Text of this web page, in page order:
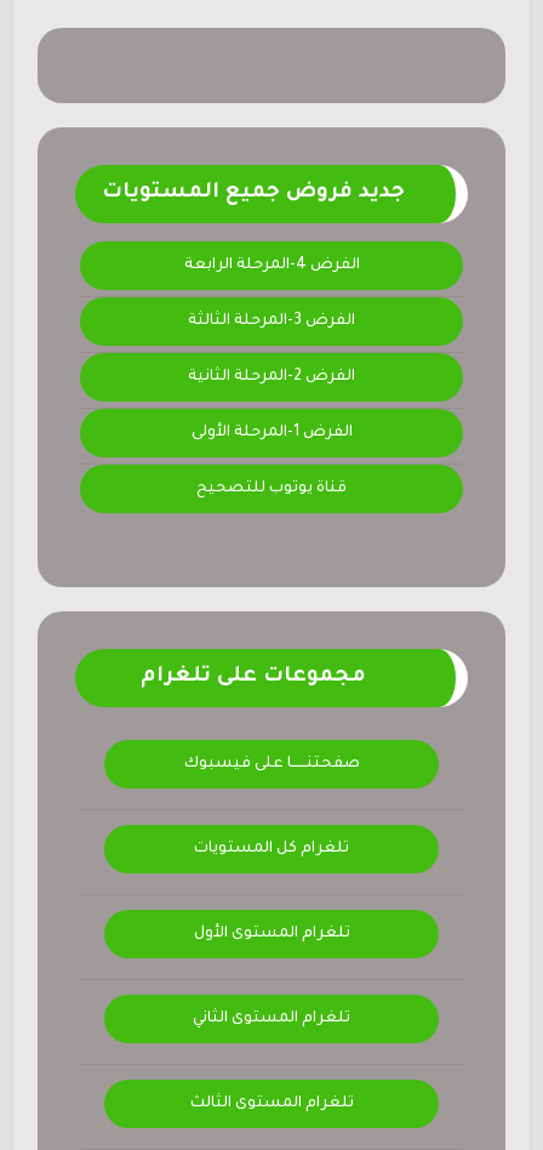
جديد فروض جميع المستويات
الفرض 4-المرحلة الرابعة
الفرض 3-المرحلة الثالثة
الفرض 2-المرحلة الثانية
الفرض 1-المرحلة الأولى
قناة يوتوب للتصحيح
مجموعات على تلغرام
صفحتنــــــا على فيسبوك
تلغرام كل المستويات
تلغرام المستوى الأول
تلغرام المستوى الثاني
تلغرام المستوى الثالث